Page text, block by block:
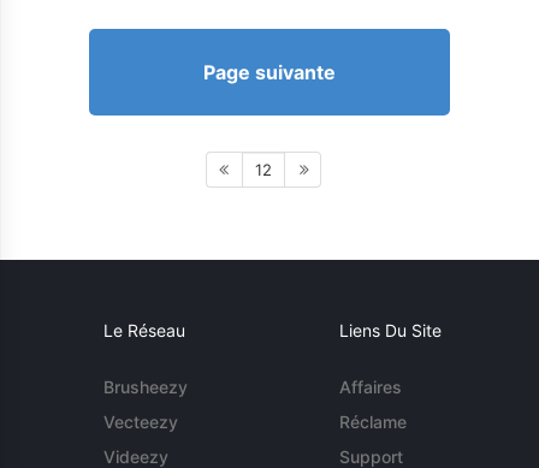
Page suivante
12
Le Réseau
Brusheezy
Vecteezy
Videezy
Liens Du Site
Affaires
Réclame
Support